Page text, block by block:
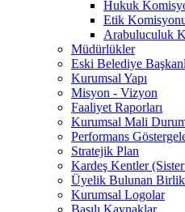
Hukuk
Etik
Arabuluculuk
Müdürlükler
Eski Belediye
Kurumsal Yapı
Misyon - Vizyon
Faaliyet Raporları
Kurumsal Mali
Performans
Stratejik Plan
Kardeş Kentler
Üyelik Bulunan
Kurumsal Logolar
Basılı Kaynaklar